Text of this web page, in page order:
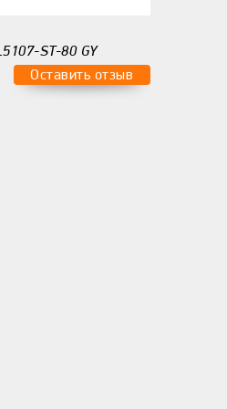
ST-80 GY
Оставить отзыв